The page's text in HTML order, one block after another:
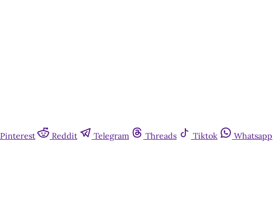
Pinterest Reddit Telegram Threads Tiktok
Whatsapp